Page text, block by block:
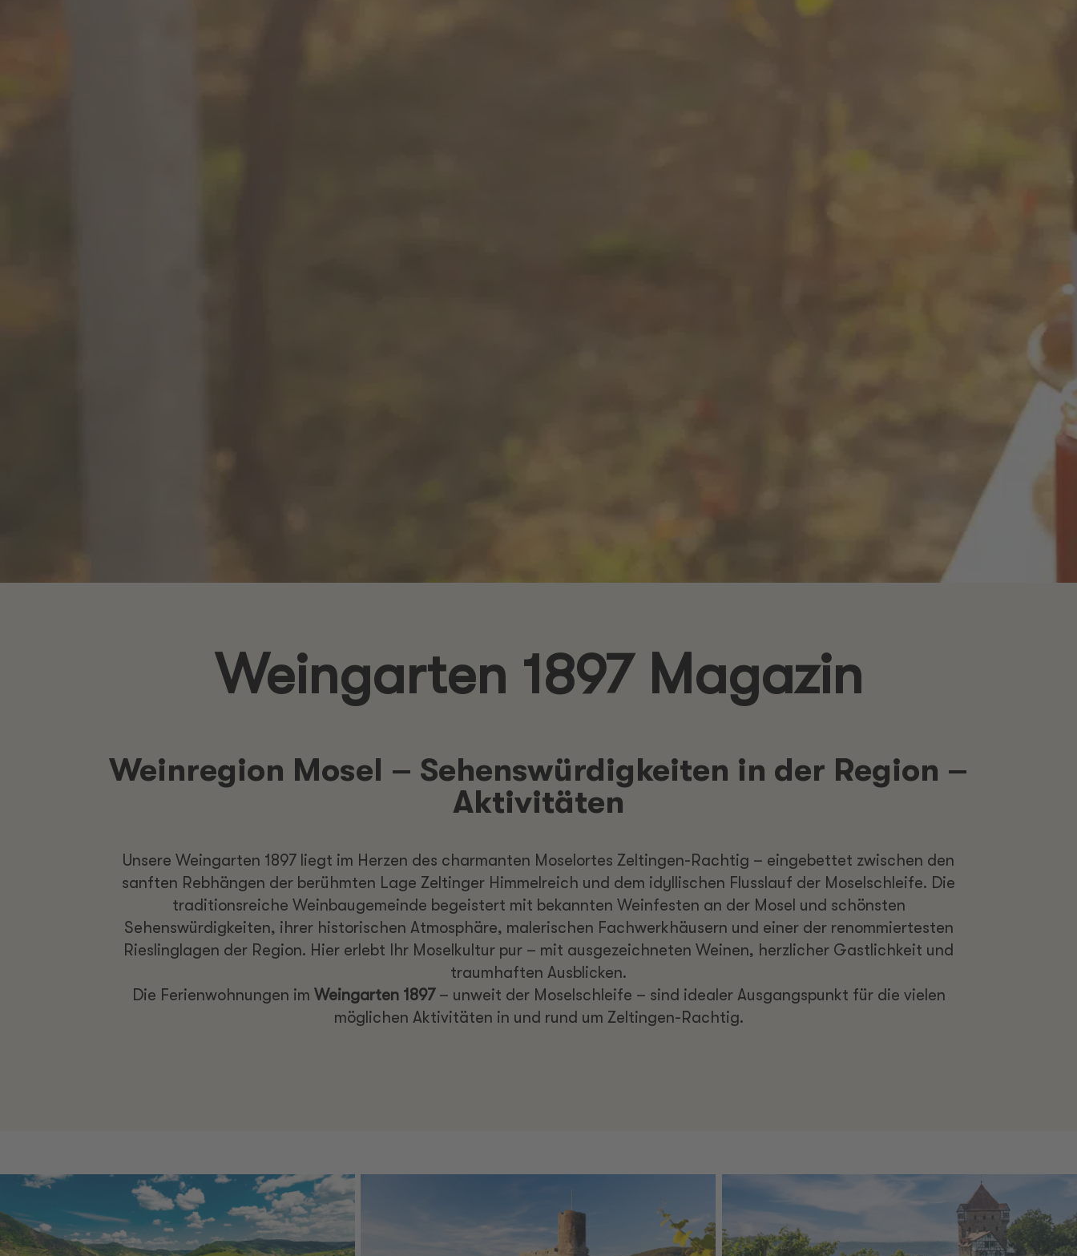
Weingarten 1897 Magazin
Weinregion Mosel – Sehenswürdigkeiten in der Region –
Aktivitäten
Unsere Weingarten 1897 liegt im Herzen des charmanten Moselortes Zeltingen-Rachtig – eingebettet zwischen den
sanften Rebhängen der berühmten Lage Zeltinger Himmelreich und dem idyllischen Flusslauf der Moselschleife. Die
traditionsreiche Weinbaugemeinde begeistert mit bekannten Weinfesten an der Mosel und schönsten
Sehenswürdigkeiten, ihrer historischen Atmosphäre, malerischen Fachwerkhäusern und einer der renommiertesten
Rieslinglagen der Region. Hier erlebt Ihr Moselkultur pur – mit ausgezeichneten Weinen, herzlicher Gastlichkeit und
traumhaften Ausblicken.
Die Ferienwohnungen im Weingarten 1897– unweit der Moselschleife – sind idealer Ausgangspunkt für die vielen
möglichen Aktivitäten in und rund um Zeltingen-Rachtig.